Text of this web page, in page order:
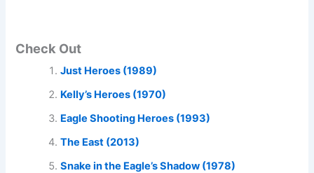
Check Out
Just Heroes (1989)
Kelly’s Heroes (1970)
Eagle Shooting Heroes (1993)
The East (2013)
Snake in the Eagle’s Shadow (1978)